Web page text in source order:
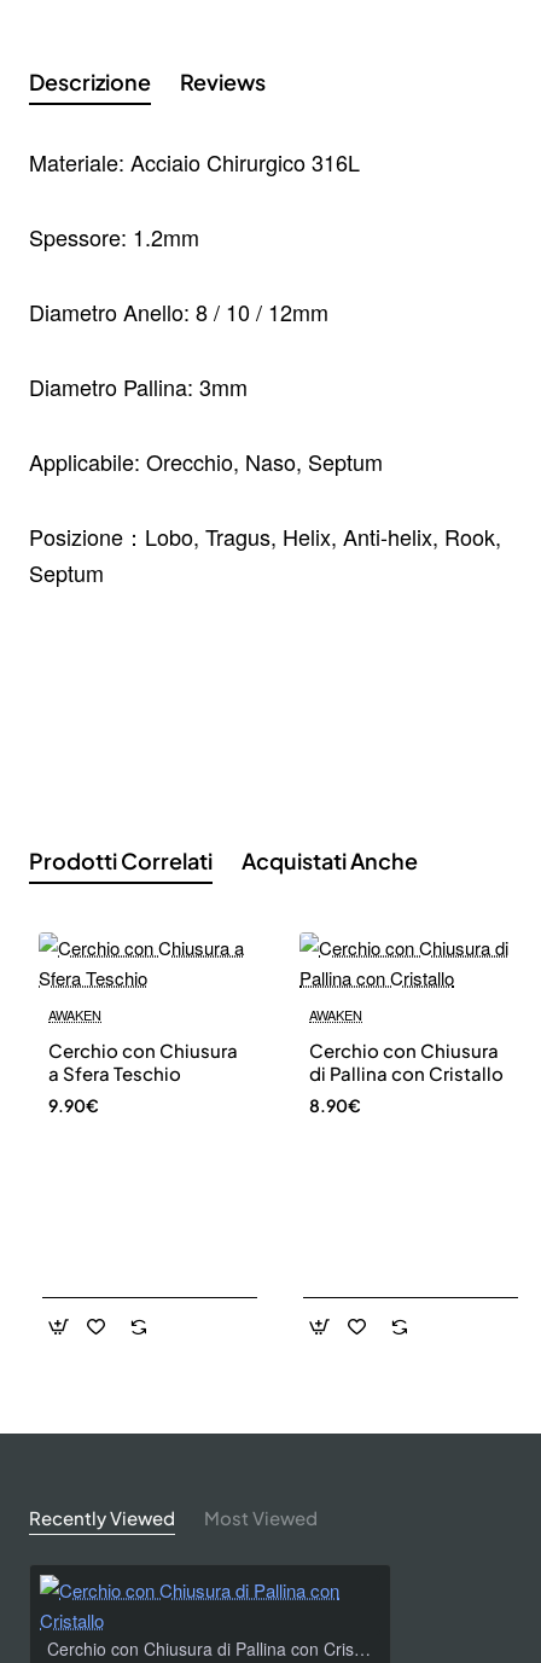
sconto del 10%
Email
address
Don't show again.
Descrizione Reviews
Materiale: Acciaio Chirurgico 316L
Spessore: 1.2mm
Diametro Anello: 8 / 10 / 12mm
Diametro Pallina: 3mm
Applicabile: Orecchio, Naso, Septum
Posizione：Lobo, Tragus, Helix, Anti-helix, Rook,
Septum
Prodotti Correlati Acquistati Anche
AWAKEN
Cerchio con Chiusura
a Sfera Teschio
9.90€
AWAKEN
Cerchio con Chiusura
di Pallina con Cristallo
8.90€
Recently Viewed Most Viewed
Cerchio con Chiusura di Pallina con Cristallo